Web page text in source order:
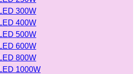
300W
400W
500W
600W
800W
1000W